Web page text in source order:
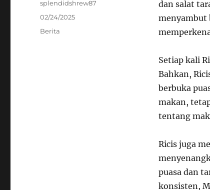
dan salat
menyambut
Setiap kali
Bahkan,
berbuka
makan,
tentang
Ricis juga
puasa dan
konsisten,
Author
splendidshrew87
Posted
02/24/2025
Categories
Berita